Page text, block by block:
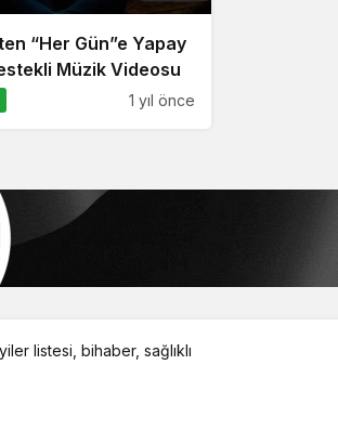
“Her Gün”e Yapay
Müzik Videosu
1 yıl önce
listesi bihaber, sağlıklı